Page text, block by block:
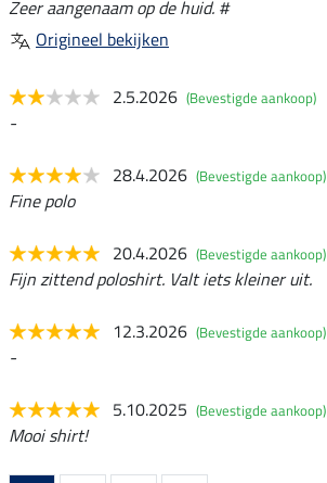
Zeer aangenaam op de huid. #
Origineel bekijken
2.5.2026 (Bevestigde aankoop)
-
28.4.2026 (Bevestigde aankoop)
Fine polo
20.4.2026 (Bevestigde aankoop)
Fijn zittend poloshirt. Valt iets kleiner uit.
12.3.2026 (Bevestigde aankoop)
-
5.10.2025 (Bevestigde aankoop)
Mooi shirt!